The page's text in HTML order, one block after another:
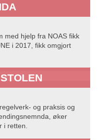
med hjelp fra NOAS fikk
i 2017, fikk omgjort
og praksis og
øker
i retten.